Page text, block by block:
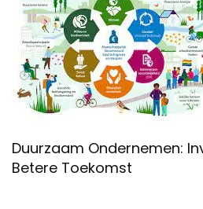
Duurzaam Ondernemen:
Betere Toekomst